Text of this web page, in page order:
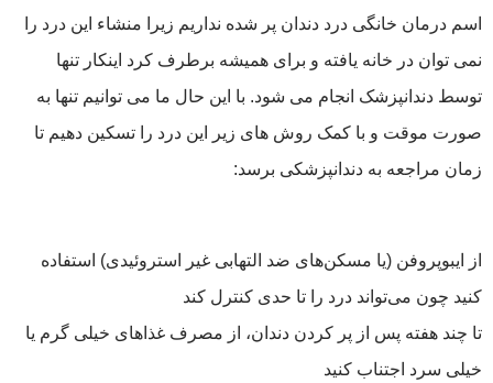
اسم درمان خانگی درد دندان پر شده نداریم زیرا منشاء این درد را
نمی توان در خانه یافته و برای همیشه برطرف کرد اینکار تنها
توسط دندانپزشک انجام می شود. با این حال ما می توانیم تنها به
صورت موقت و با کمک روش های زیر این درد را تسکین دهیم تا
زمان مراجعه به دندانپزشکی برسد:
از ایبوپروفن (یا مسکن‌های ضد التهابی غیر استروئیدی) استفاده
کنید چون می‌تواند درد را تا حدی کنترل کند
تا چند هفته پس از پر کردن دندان، از مصرف غذاهای خیلی گرم یا
خیلی سرد اجتناب کنید